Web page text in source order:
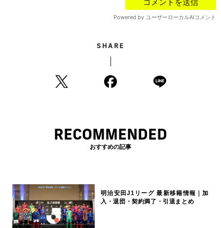
SHARE
RECOMMENDED
おすすめの記事
明治安田J1リーグ 最新移籍情報｜加
入・退団・契約満了・引退まとめ